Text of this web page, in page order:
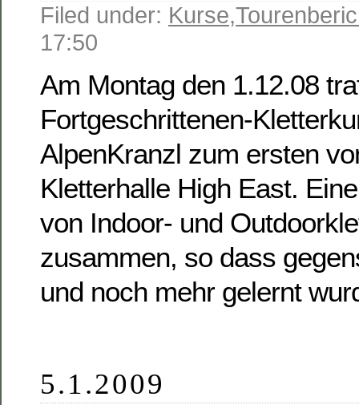
Filed under: Kurse,
17:50
Am Montag den 1.12.08
Fortgeschrittenen-
AlpenKranzl zum ersten
Kletterhalle High East.
von Indoor- und
zusammen, so dass
und noch mehr gelernt
5.1.2009